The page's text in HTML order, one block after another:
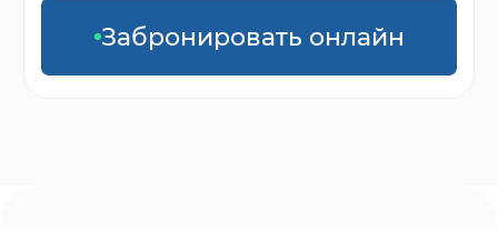
Забронировать онлайн